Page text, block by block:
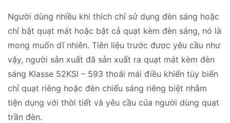
Người dùng nhiều khi thích chỉ sử dụng đèn sáng hoặc
chỉ bật quạt mát hoặc bật cả quạt kèm đèn sáng, nó là
mong muốn dĩ nhiên. Tiên liệu trước được yêu cầu như
vậy, người sản xuất đã sản xuất ra quạt mát kèm đèn
sáng Klasse 52KSI – 593 thoải mái điều khiển tùy biến
chỉ quạt riêng hoặc đèn chiếu sáng riêng biệt nhằm
tiện dụng với thời tiết và yêu cầu của người dùng quạt
trần đèn.